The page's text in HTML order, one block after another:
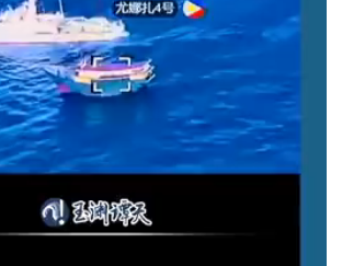
踪
法
规
国
防
规
国
防